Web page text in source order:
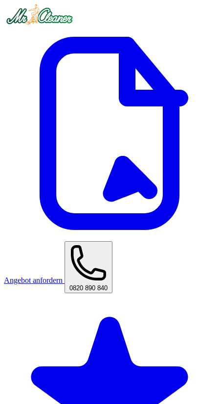
Angebot anfordern
0820 890 840